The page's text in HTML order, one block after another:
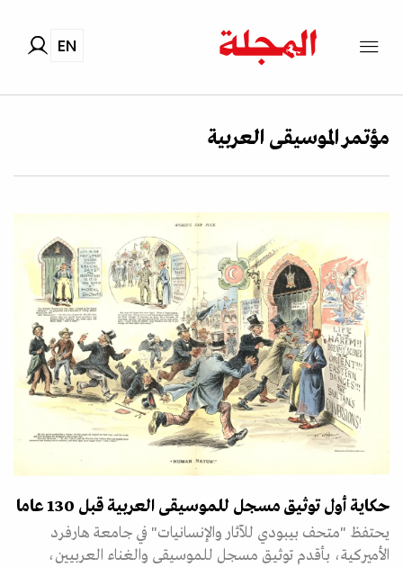
EN
مؤتمر الموسيقى العربية
حكاية أول توثيق مسجل للموسيقى العربية قبل 130 عاما
يحتفظ "متحف بيبودي للآثار والإنسانيات" في جامعة هارفرد
الأميركية، بأقدم توثيق مسجل للموسيقى والغناء العربيين،